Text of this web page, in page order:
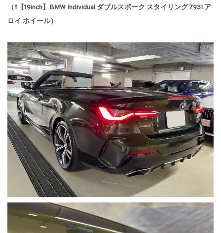
（↑【19inch】BMW Individual ダブルスポーク スタイリング 793I ア
ロイ ホイール）